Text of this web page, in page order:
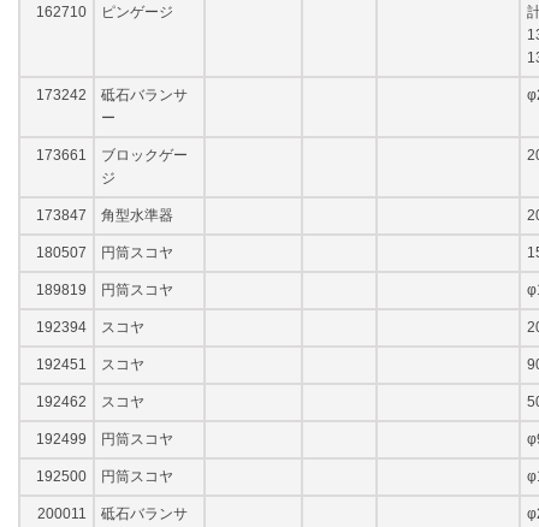
162710 ピンゲージ
173242
砥石バランサ
ー
173661
ブロックゲー
ジ
173847 角型水準器
180507 円筒スコヤ
189819 円筒スコヤ
192394 スコヤ
192451 スコヤ
192462 スコヤ
192499 円筒スコヤ
192500 円筒スコヤ
200011
砥石バランサ